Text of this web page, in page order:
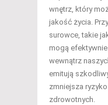
wnętrz, który
jakość życia.
surowce, takie
mogą
wewnątrz
emitują
zmniejsza
zdrowotnych.